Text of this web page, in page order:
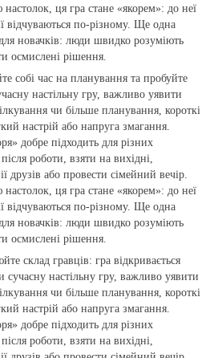
ця гра стане «якорем»: до неї
відчуваються по‑різному. Ще одна
новачків: люди швидко розуміють
осмислені рішення.
собі час на планування та пробуйте
настільну гру, важливо уявити
чи більше планування, короткі
настрій або напруга змагання.
добре підходить для різних
роботи, взяти на вихідні,
друзів або провести сімейний вечір.
ця гра стане «якорем»: до неї
відчуваються по‑різному. Ще одна
новачків: люди швидко розуміють
осмислені рішення.
склад гравців: гра відкривається
настільну гру, важливо уявити
чи більше планування, короткі
настрій або напруга змагання.
добре підходить для різних
роботи, взяти на вихідні,